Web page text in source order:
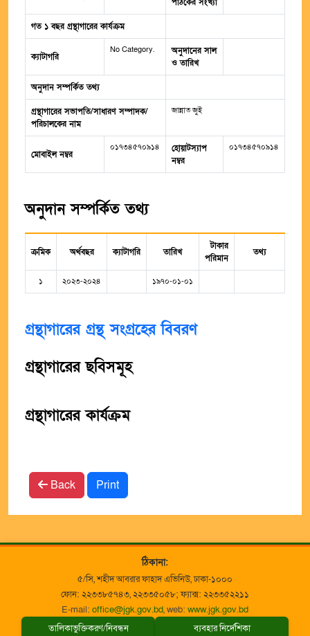
গত ১ বছর গ্রন্থাগারের কার্যক্রম
ক্যাটাগরি
No Category.
অনুদানের সাল
ও তারিখ
অনুদান সম্পর্কিত তথ্য
গ্রন্থাগারের সভাপতি/সাধারণ সম্পাদক/
পরিচালকের নাম
জান্নাত জুই
মোবাইল নম্বর
০১৭৩৪৫৭০৯১৪
হোয়াটস্যাপ
নম্বর
০১৭৩৪৫৭০৯১৪
অনুদান সম্পর্কিত তথ্য
ক্রমিক অর্থবছর ক্যাটাগরি তারিখ
টাকার
পরিমান
তথ্য
১ ২০২৩-২০২৪ ১৯৭০-০১-০১
গ্রন্থাগারের গ্রন্থ সংগ্রহের বিবরণ
গ্রন্থাগারের ছবিসমূহ
গ্রন্থাগারের কার্যক্রম
Back Print
তালিকাভুক্তিকরণ/নিবন্ধন ব্যবহার নির্দেশিকা
ঠিকানা:
৫/সি, শহীদ আবরার ফাহাদ এভিনিউ, ঢাকা-১০০০
ফোন: ২২৩৩৮৫৭৪৩, ২২৩৩৫০৫৮; ফ্যাক্স: ২২৩৩৫২২১১
E-mail: office@jgk.gov.bd, web: www.jgk.gov.bd